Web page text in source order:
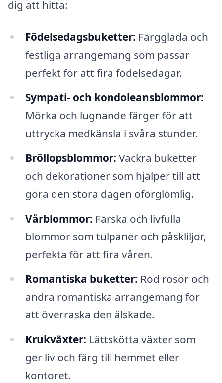
dig att hitta:
Födelsedagsbuketter: Färgglada och
festliga arrangemang som passar
perfekt för att fira födelsedagar.
Sympati- och kondoleansblommor:
Mörka och lugnande färger för att
uttrycka medkänsla i svåra stunder.
Bröllopsblommor: Vackra buketter
och dekorationer som hjälper till att
göra den stora dagen oförglömlig.
Vårblommor: Färska och livfulla
blommor som tulpaner och påskliljor,
perfekta för att fira våren.
Romantiska buketter: Röd rosor och
andra romantiska arrangemang för
att överraska den älskade.
Krukväxter: Lättskötta växter som
ger liv och färg till hemmet eller
kontoret.